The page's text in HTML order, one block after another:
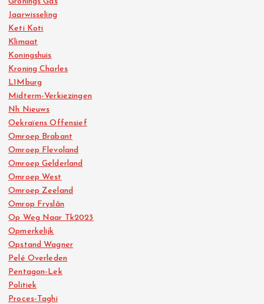
Jaarwisseling
Keti Koti
Klimaat
Koningshuis
Kroning Charles
L1Mburg
Midterm-Verkiezingen
Nh Nieuws
Oekraïens Offensief
Omroep Brabant
Omroep Flevoland
Omroep Gelderland
Omroep West
Omroep Zeeland
Omrop Fryslân
Op Weg Naar Tk2023
Opmerkelijk
Opstand Wagner
Pelé Overleden
Pentagon-Lek
Politiek
Proces-Taghi